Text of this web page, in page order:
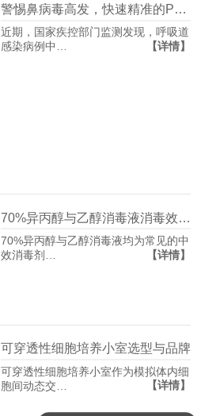
警惕鼻病毒高发，快速精准的PCR检测为何是关键？
近期，国家疾控部门监测发现，呼吸道
感染病例中…
【详情】
70%异丙醇与乙醇消毒液均为常见的中
效消毒剂…
【详情】
可穿透性细胞培养小室选型与品牌
可穿透性细胞培养小室作为模拟体内细
胞间动态交…
【详情】